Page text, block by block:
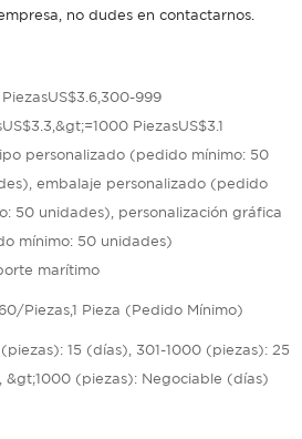
no dudes en contactarnos.
999
PiezasUS$3.1
personalizado (pedido mínimo: 50
embalaje personalizado (pedido
50 unidades), personalización gráfica
mínimo: 50 unidades)
marítimo
Piezas,1 Pieza (Pedido Mínimo)
15 (días), 301-1000 (piezas): 25
&gt;1000 (piezas): Negociable (días)